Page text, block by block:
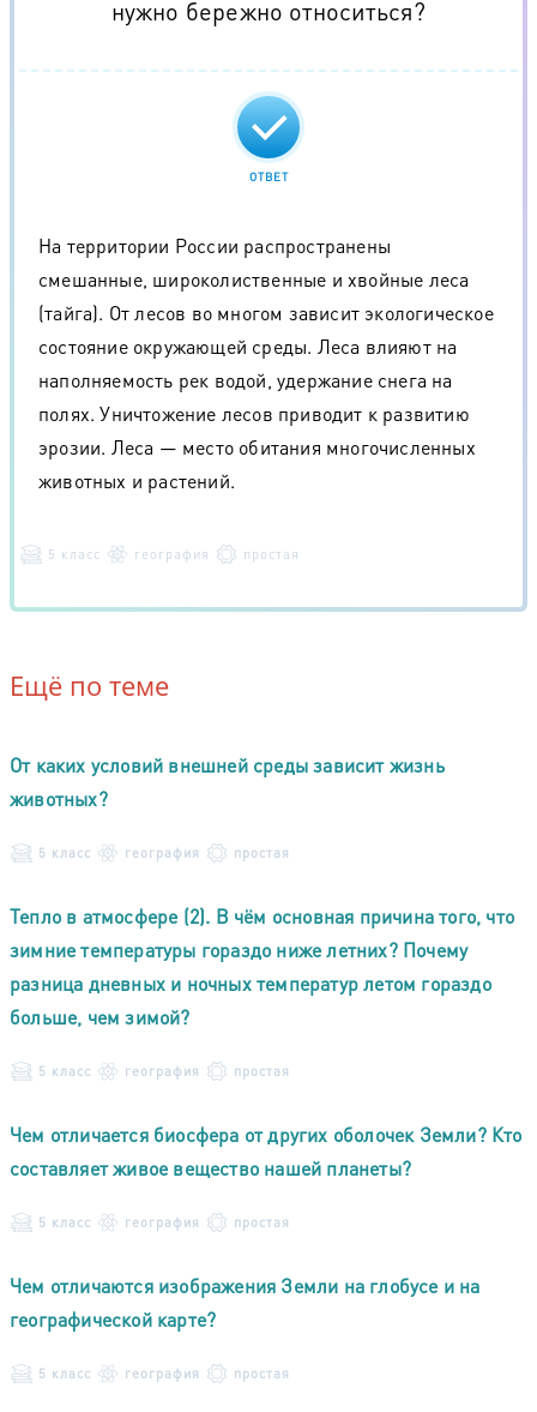
нужно бережно относиться?
ОТВЕТ
На территории России распространены
смешанные, широколиственные и хвойные леса
(тайга). От лесов во многом зависит экологическое
состояние окружающей среды. Леса влияют на
наполняемость рек водой, удержание снега на
полях. Уничтожение лесов приводит к развитию
эрозии. Леса — место обитания многочисленных
животных и растений.
5 класс география простая
Ещё по теме
От каких условий внешней среды зависит жизнь
животных?
5 класс география простая
Тепло в атмосфере (2). В чём основная причина того, что
зимние температуры гораздо ниже летних? Почему
разница дневных и ночных температур летом гораздо
больше, чем зимой?
5 класс география простая
Чем отличается биосфера от других оболочек Земли? Кто
составляет живое вещество нашей планеты?
5 класс география простая
Чем отличаются изображения Земли на глобусе и на
географической карте?
5 класс география простая